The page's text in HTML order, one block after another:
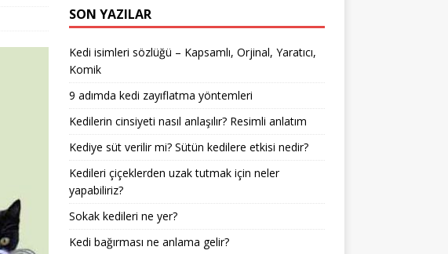
SON YAZILAR
Kedi isimleri sözlüğü – Kapsamlı, Orjinal, Yaratıcı,
Komik
9 adımda kedi zayıflatma yöntemleri
Kedilerin cinsiyeti nasıl anlaşılır? Resimli anlatım
Kediye süt verilir mi? Sütün kedilere etkisi nedir?
Kedileri çiçeklerden uzak tutmak için neler
yapabiliriz?
Sokak kedileri ne yer?
Kedi bağırması ne anlama gelir?